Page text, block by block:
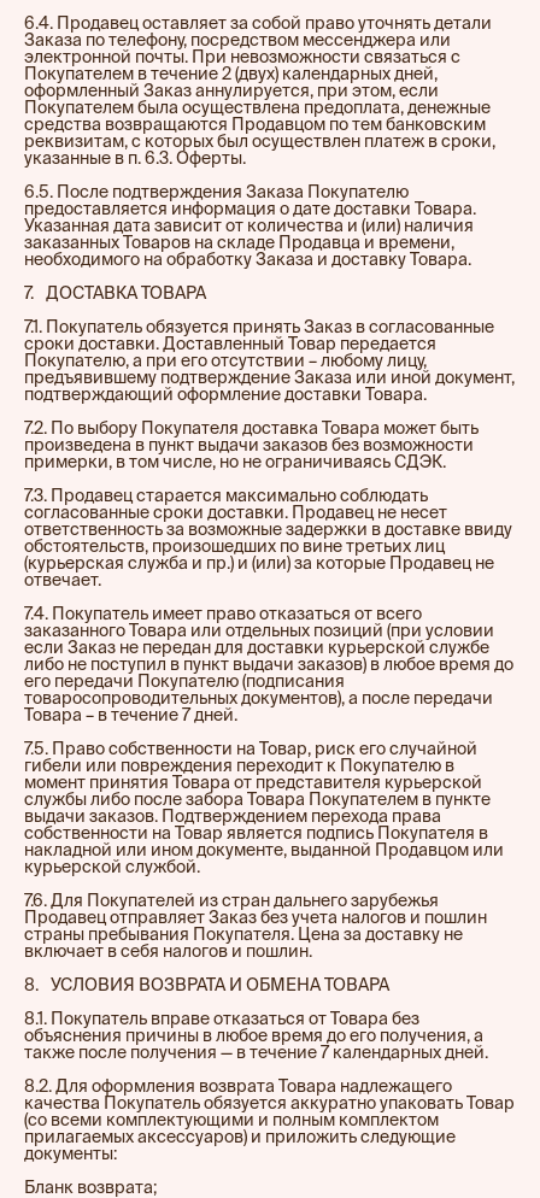
6.4. Продавец оставляет за собой право уточнять детали
Заказа по телефону, посредством мессенджера или
электронной почты. При невозможности связаться с
Покупателем в течение 2 (двух) календарных дней,
оформленный Заказ аннулируется, при этом, если
Покупателем была осуществлена предоплата, денежные
средства возвращаются Продавцом по тем банковским
реквизитам, с которых был осуществлен платеж в сроки,
указанные в п. 6.3. Оферты.
6.5. После подтверждения Заказа Покупателю
предоставляется информация о дате доставки Товара.
Указанная дата зависит от количества и (или) наличия
заказанных Товаров на складе Продавца и времени,
необходимого на обработку Заказа и доставку Товара.
7.⠀ДОСТАВКА ТОВАРА
7.1. Покупатель обязуется принять Заказ в согласованные
сроки доставки. Доставленный Товар передается
Покупателю, а при его отсутствии – любому лицу,
предъявившему подтверждение Заказа или иной документ,
подтверждающий оформление доставки Товара.
7.2. По выбору Покупателя доставка Товара может быть
произведена в пункт выдачи заказов без возможности
примерки, в том числе, но не ограничиваясь СДЭК.
7.3. Продавец старается максимально соблюдать
согласованные сроки доставки. Продавец не несет
ответственность за возможные задержки в доставке ввиду
обстоятельств, произошедших по вине третьих лиц
(курьерская служба и пр.) и (или) за которые Продавец не
отвечает.
7.4. Покупатель имеет право отказаться от всего
заказанного Товара или отдельных позиций (при условии
если Заказ не передан для доставки курьерской службе
либо не поступил в пункт выдачи заказов) в любое время до
его передачи Покупателю (подписания
товаросопроводительных документов), а после передачи
Товара – в течение 7 дней.
7.5. Право собственности на Товар, риск его случайной
гибели или повреждения переходит к Покупателю в
момент принятия Товара от представителя курьерской
службы либо после забора Товара Покупателем в пункте
выдачи заказов. Подтверждением перехода права
собственности на Товар является подпись Покупателя в
накладной или ином документе, выданной Продавцом или
курьерской службой.
7.6. Для Покупателей из стран дальнего зарубежья
Продавец отправляет Заказ без учета налогов и пошлин
страны пребывания Покупателя. Цена за доставку не
включает в себя налогов и пошлин.
8.⠀УСЛОВИЯ ВОЗВРАТА И ОБМЕНА ТОВАРА
8.1. Покупатель вправе отказаться от Товара без
объяснения причины в любое время до его получения, а
также после получения — в течение 7 календарных дней.
8.2. Для оформления возврата Товара надлежащего
качества Покупатель обязуется аккуратно упаковать Товар
(со всеми комплектующими и полным комплектом
прилагаемых аксессуаров) и приложить следующие
документы:
Бланк возврата;